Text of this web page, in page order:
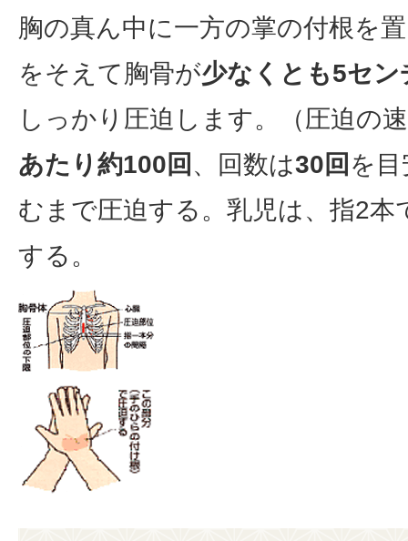
胸の真ん中に一方の掌の付根を
をそえて胸骨が少なくとも5セ
しっかり圧迫します。（圧迫の
あたり約100回 、回数は30回 を
むまで圧迫する。乳児は、指2本
する。